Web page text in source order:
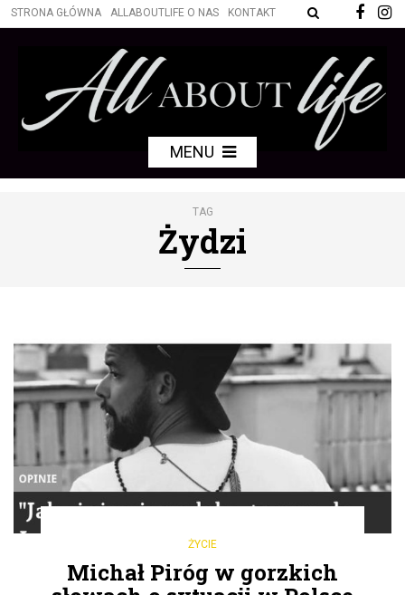
STRONA GŁÓWNA ALLABOUTLIFE O NAS KONTAKT
MENU
TAG
Żydzi
ŻYCIE
Michał Piróg w gorzkich